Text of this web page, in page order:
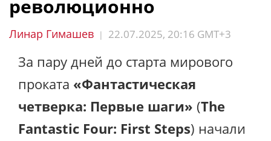
революционно
Линар Гимашев | 22.07.2025, 20:16 GMT+3
За пару дней до старта мирового
проката «Фантастическая
четверка: Первые шаги» (The
Fantastic Four: First Steps) начали